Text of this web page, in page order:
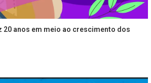
20 anos em meio ao crescimento dos